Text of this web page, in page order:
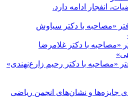
انفجار ادامه دارد.
«مصاحبه با دکتر سیاوش
«مصاحبه با دکتر غلامرضا
«مصاحبه با دکتر رحیم زارع‌نهندی»
جایزه‌ها و نشان‌های انجمن ریاضی